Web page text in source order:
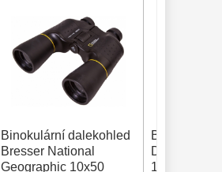
Binokulární dalekohled
Bresser National
Geographic 10x50
Binokulární
10x50